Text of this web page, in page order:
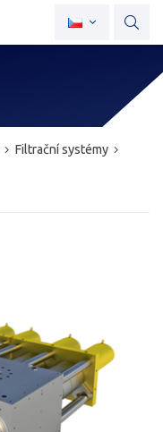
Filtrační systémy